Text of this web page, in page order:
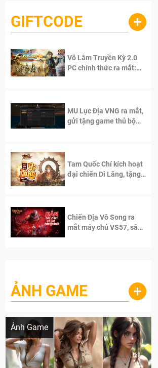
GIFTCODE +
Võ Lâm Truyền Kỳ 2.0
PC chính thức ra mắt:
MU Lục Địa VNG ra mắt,
gửi tặng game thủ bộ
Tam Quốc Chí kích hoạt
đại chiến Di Lăng, tặng
Chiến Địa Vô Song ra
mắt máy chủ VS57, sân
ẢNH GAME +
Ảnh Game
Lala Croft vừa nóng vừa xinh dưới nét vẽ